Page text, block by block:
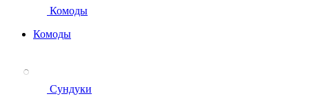
Комоды
Комоды
Сундуки